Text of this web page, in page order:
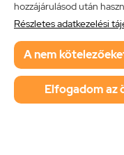
hozzájárulásod után
Részletes adatkezelési
A nem
Elfogadom az
Neon